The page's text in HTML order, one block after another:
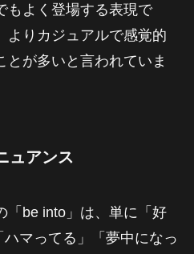
もよく登場する表現で
よりカジュアルで感覚的
とが多いと言われていま
ュアンス
「be into」は、単に「好
マってる」「夢中になっ